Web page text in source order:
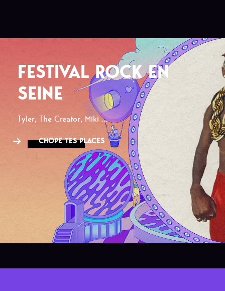
FESTIVAL ROCK EN
SEINE
Tyler, The Creator, Miki ...
CHOPE TES PLACES